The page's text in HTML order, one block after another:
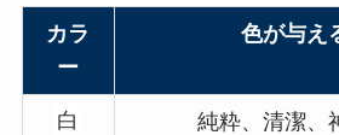
カラ
ー
色が与え
白 純粋、清潔、